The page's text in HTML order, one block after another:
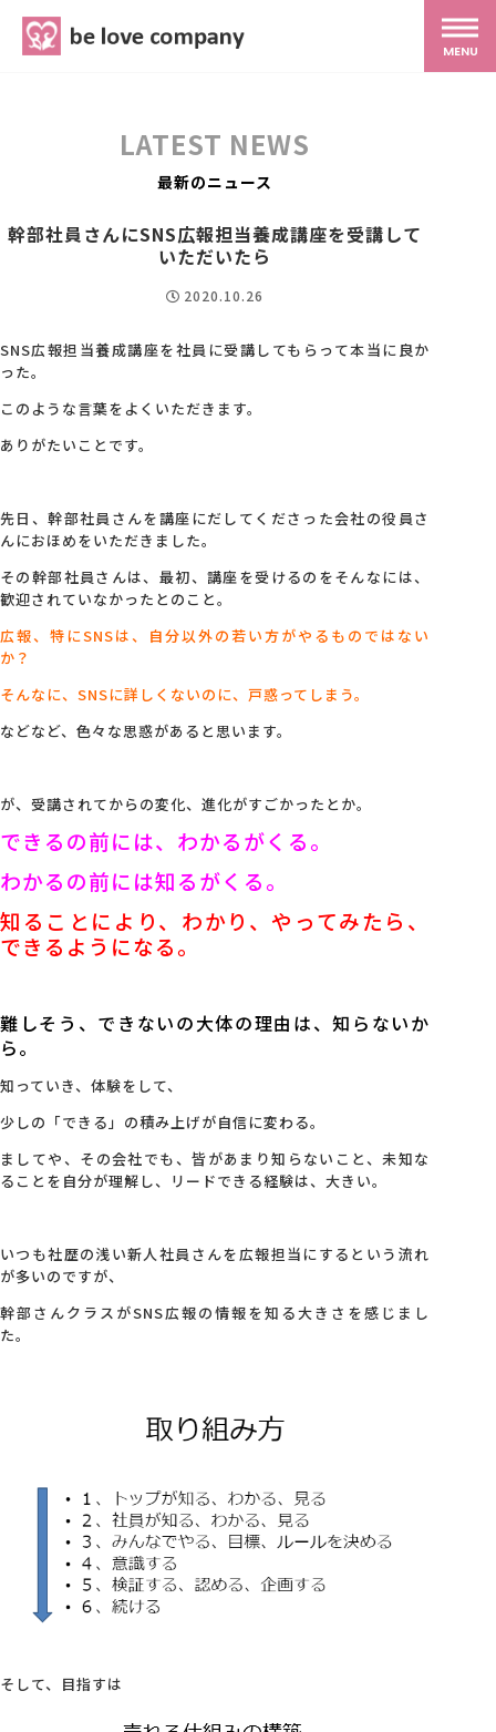
MENU
スタッフ紹介
会社概要
アクセス
採用情報
LATEST NEWS
最新のニュース
幹部社員さんにSNS広報担当養成講座を受講して
いただいたら
2020.10.26
SNS広報担当養成講座を社員に受講してもらって本当に良か
った。
このような言葉をよくいただきます。
ありがたいことです。
先日、幹部社員さんを講座にだしてくださった会社の役員さ
んにおほめをいただきました。
その幹部社員さんは、最初、講座を受けるのをそんなには、
歓迎されていなかったとのこと。
広報、特にSNSは、自分以外の若い方がやるものではない
か？
そんなに、SNSに詳しくないのに、戸惑ってしまう。
などなど、色々な思惑があると思います。
が、受講されてからの変化、進化がすごかったとか。
できるの前には、わかるがくる。
わかるの前には知るがくる。
知ることにより、わかり、やってみたら、
できるようになる。
難しそう、できないの大体の理由は、知らないか
ら。
知っていき、体験をして、
少しの「できる」の積み上げが自信に変わる。
ましてや、その会社でも、皆があまり知らないこと、未知な
ることを自分が理解し、リードできる経験は、大きい。
いつも社歴の浅い新人社員さんを広報担当にするという流れ
が多いのですが、
幹部さんクラスがSNS広報の情報を知る大きさを感じまし
た。
そして、目指すは